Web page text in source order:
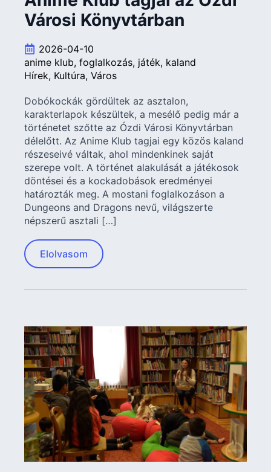
Városi Könyvtárban
2026-04-10
anime klub foglalkozás játék kaland
Hírek Kultúra Város
Dobókockák gördültek az asztalon,
karakterlapok készültek, a mesélő pedig már a
történetet szőtte az Ózdi Városi Könyvtárban
délelőtt. Az Anime Klub tagjai egy közös kaland
részeseivé váltak, ahol mindenkinek saját
szerepe volt. A történet alakulását a játékosok
döntései és a kockadobások eredményei
határozták meg. A mostani foglalkozáson a
Dungeons and Dragons nevű, világszerte
népszerű asztali […]
Elolvasom